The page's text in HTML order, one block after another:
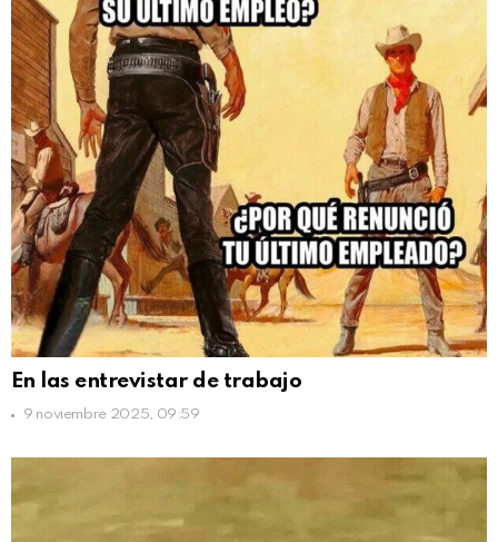
En las entrevistar de trabajo
9 noviembre 2025, 09:59